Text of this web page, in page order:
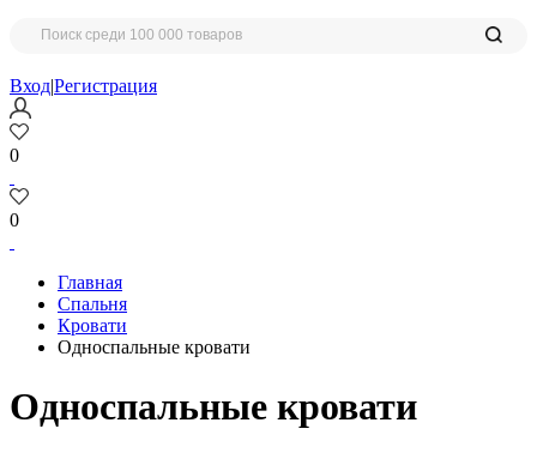
Вход|Регистрация
0
0
Главная
Спальня
Кровати
Односпальные кровати
Односпальные кровати